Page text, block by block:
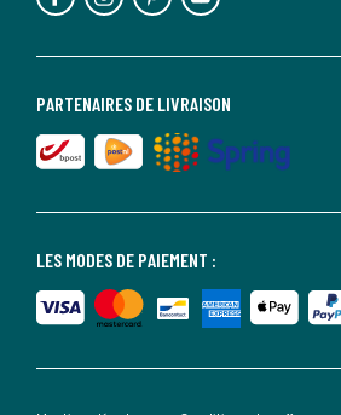
LES MODES DE PAIEMENT :
PARTENAIRES DE LIVRAISON